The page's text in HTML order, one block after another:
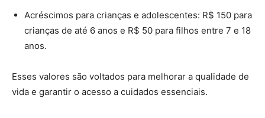
Acréscimos para crianças e adolescentes: R$ 150 para
crianças de até 6 anos e R$ 50 para filhos entre 7 e 18
anos.
Esses valores são voltados para melhorar a qualidade de
vida e garantir o acesso a cuidados essenciais.